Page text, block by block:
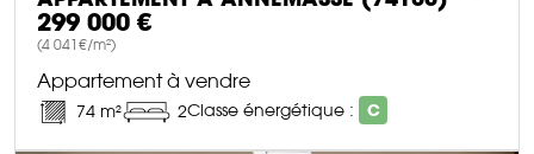
299 000 €
(4 041€/m²)
Appartement à vendre
74 m² 2Classe énergétique : C